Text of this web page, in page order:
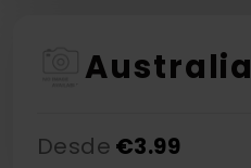
Australia
Desde €3.99